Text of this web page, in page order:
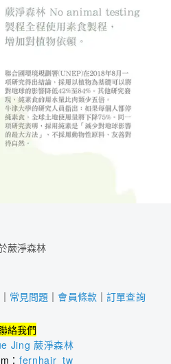
蕨淨森林
｜ 常見問題 ｜ 會員條款 ｜訂單查詢
絡我們
Jing 蕨淨森林
：fernhair_tw